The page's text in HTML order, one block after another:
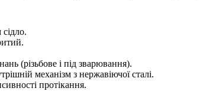
(різьбове і під зварювання).
механізм з нержавіючої сталі.
протікання.